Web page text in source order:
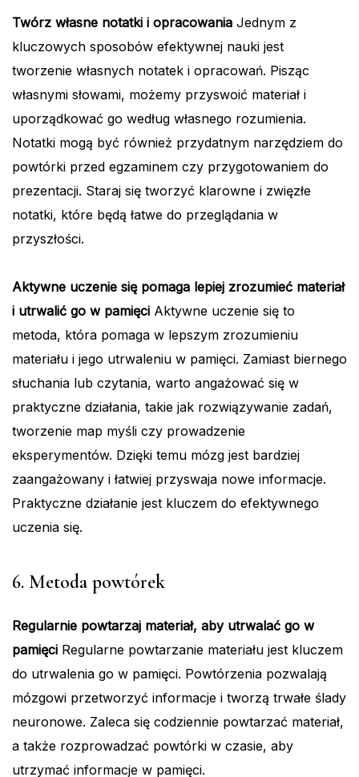
Twórz własne notatki i opracowania Jednym z
kluczowych sposobów efektywnej nauki jest
tworzenie własnych notatek i opracowań. Pisząc
własnymi słowami, możemy przyswoić materiał i
uporządkować go według własnego rozumienia.
Notatki mogą być również przydatnym narzędziem do
powtórki przed egzaminem czy przygotowaniem do
prezentacji. Staraj się tworzyć klarowne i zwięzłe
notatki, które będą łatwe do przeglądania w
przyszłości.
Aktywne uczenie się pomaga lepiej zrozumieć materiał
i utrwalić go w pamięci Aktywne uczenie się to
metoda, która pomaga w lepszym zrozumieniu
materiału i jego utrwaleniu w pamięci. Zamiast biernego
słuchania lub czytania, warto angażować się w
praktyczne działania, takie jak rozwiązywanie zadań,
tworzenie map myśli czy prowadzenie
eksperymentów. Dzięki temu mózg jest bardziej
zaangażowany i łatwiej przyswaja nowe informacje.
Praktyczne działanie jest kluczem do efektywnego
uczenia się.
6. Metoda powtórek
Regularnie powtarzaj materiał, aby utrwalać go w
pamięci Regularne powtarzanie materiału jest kluczem
do utrwalenia go w pamięci. Powtórzenia pozwalają
mózgowi przetworzyć informacje i tworzą trwałe ślady
neuronowe. Zaleca się codziennie powtarzać materiał,
a także rozprowadzać powtórki w czasie, aby
utrzymać informacje w pamięci.